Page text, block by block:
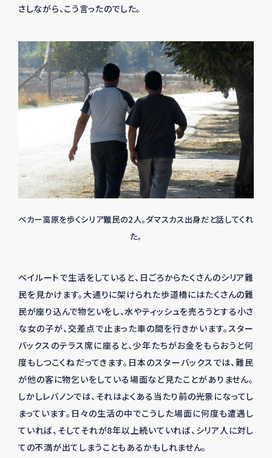
さしながら、こう言ったのでした。
ベカー高原を歩くシリア難民の2人。ダマスカス出身だと話してくれ
た。
ベイルートで生活をしていると、日ごろからたくさんのシリア難
民を見かけます。大通りに架けられた歩道橋にはたくさんの難
民が座り込んで物乞いをし、水やティッシュを売ろうとする小さ
な女の子が、交差点で止まった車の間を行きかいます。スター
バックスのテラス席に座ると、少年たちがお金をもらおうと何
度もしつこくねだってきます。日本のスターバックスでは、難民
が他の客に物乞いをしている場面など見たことがありません。
しかしレバノンでは、それはよくある当たり前の光景になってし
まっています。日々の生活の中でこうした場面に何度も遭遇し
ていれば、そしてそれが8年以上続いていれば、シリア人に対し
ての不満が出てしまうこともあるかもしれません。